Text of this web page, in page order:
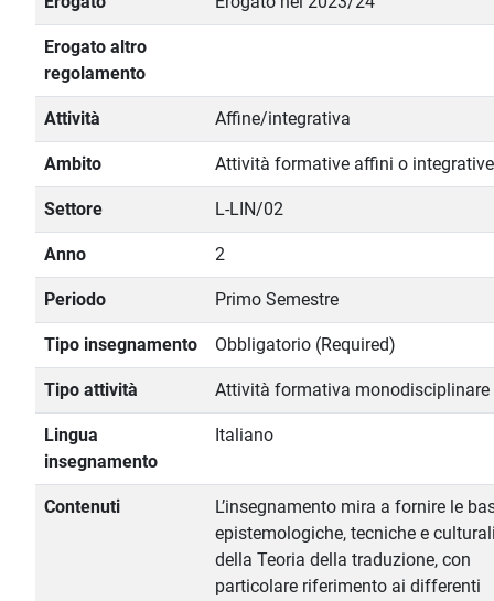
Erogato altro
regolamento
Attività Affine/integrativa
Ambito Attività formative affini o integrative
Settore L-LIN/02
Anno 2
Periodo Primo Semestre
Tipo insegnamento Obbligatorio (Required)
Tipo attività Attività formativa monodisciplinare
Lingua
insegnamento
Italiano
Contenuti
L’insegnamento mira a fornire le
epistemologiche, tecniche e
della Teoria della traduzione, con
particolare riferimento ai differenti